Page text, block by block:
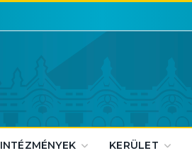
INTÉZMÉNYEK KERÜLET